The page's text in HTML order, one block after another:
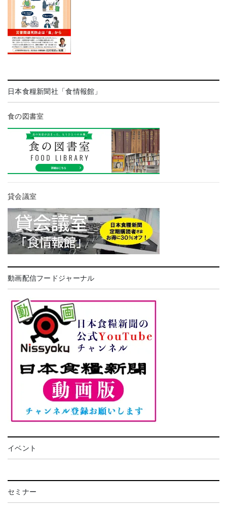
日本食糧新聞社「食情報館」
食の図書室
貸会議室
動画配信フードジャーナル
イベント
セミナー